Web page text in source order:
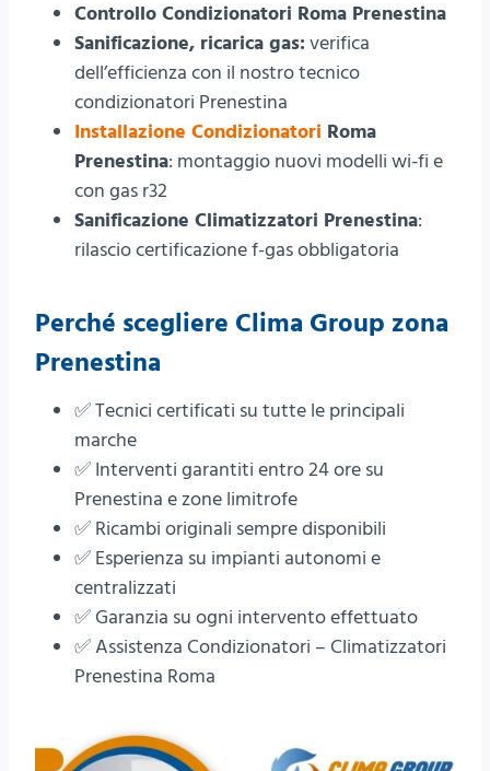
Controllo Condizionatori Roma Prenestina
Sanificazione, ricarica gas: verifica
dell’efficienza con il nostro tecnico
condizionatori Prenestina
Installazione Condizionatori Roma
Prenestina: montaggio nuovi modelli wi-fi e
con gas r32
Sanificazione Climatizzatori Prenestina:
rilascio certificazione f-gas obbligatoria
Perché scegliere Clima Group zona
Prenestina
✅ Tecnici certificati su tutte le principali
marche
✅ Interventi garantiti entro 24 ore su
Prenestina e zone limitrofe
✅ Ricambi originali sempre disponibili
✅ Esperienza su impianti autonomi e
centralizzati
✅ Garanzia su ogni intervento effettuato
✅ Assistenza Condizionatori – Climatizzatori
Prenestina Roma